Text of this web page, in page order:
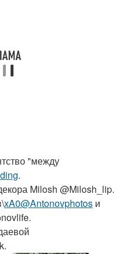
"между
.
Milosh @Milosh_lip.
xA0@Antonovphotos и